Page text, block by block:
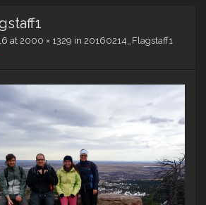
at 2000 × 1329 in 20160214_Flagstaff1